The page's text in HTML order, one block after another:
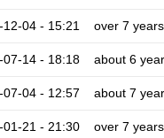
12-04 - 15:21 over 7 years
07-14 - 18:18 about 6
07-04 - 12:57 about 7
01-21 - 21:30 over 7 years